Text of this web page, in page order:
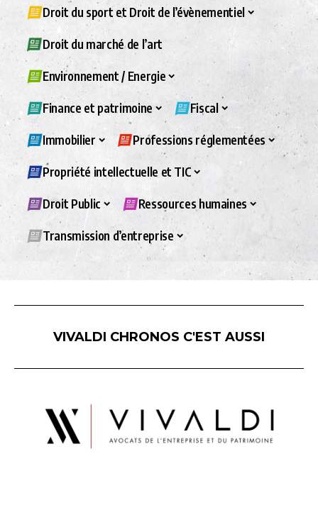
Droit du sport et Droit de l’évènementiel
Droit du marché de l’art
Environnement / Energie
Finance et patrimoine Fiscal
Immobilier Professions réglementées
Propriété intellectuelle et TIC
Droit Public Ressources humaines
Transmission d’entreprise
VIVALDI CHRONOS C'EST AUSSI